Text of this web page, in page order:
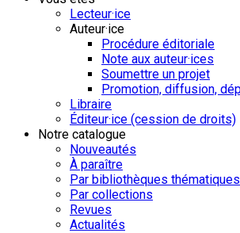
Lecteur·ice
Auteur·ice
Procédure éditoriale
Note aux auteur·ices
Soumettre un projet
Promotion, diffusion,
Libraire
Éditeur·ice (cession de droits)
Notre catalogue
Nouveautés
À paraître
Par bibliothèques thématiques
Par collections
Revues
Actualités